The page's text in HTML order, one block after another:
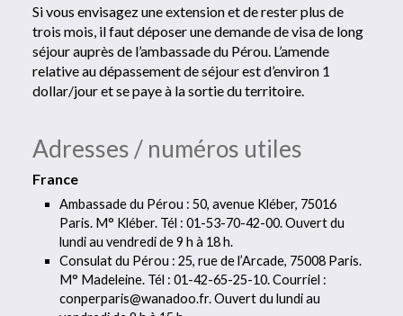
Si vous envisagez une extension et de rester plus de
trois mois, il faut déposer une demande de visa de long
séjour auprès de l’ambassade du Pérou. L’amende
relative au dépassement de séjour est d’environ 1
dollar/jour et se paye à la sortie du territoire.
Adresses / numéros utiles
France
Ambassade du Pérou : 50, avenue Kléber, 75016
Paris. M° Kléber. Tél : 01-53-70-42-00. Ouvert du
lundi au vendredi de 9 h à 18 h.
Consulat du Pérou : 25, rue de l’Arcade, 75008 Paris.
M° Madeleine. Tél : 01-42-65-25-10. Courriel :
conperparis@wanadoo.fr. Ouvert du lundi au